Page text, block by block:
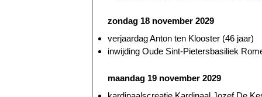
zondag 18 november 2029
verjaardag Anton ten Klooster (46 jaar)
inwijding Oude Sint-Pietersbasiliek
maandag 19 november 2029